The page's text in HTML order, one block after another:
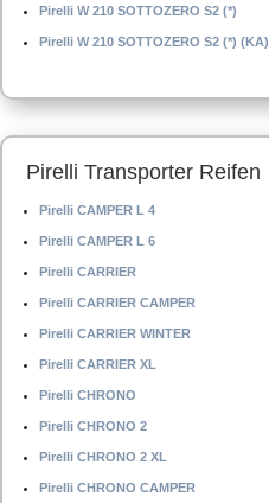
Pirelli W 210 SOTTOZERO S2 (*)
Pirelli W 210 SOTTOZERO S2 (*) (KA)
Pirelli Transporter Reifen
Pirelli CAMPER L 4
Pirelli CAMPER L 6
Pirelli CARRIER
Pirelli CARRIER CAMPER
Pirelli CARRIER WINTER
Pirelli CARRIER XL
Pirelli CHRONO
Pirelli CHRONO 2
Pirelli CHRONO 2 XL
Pirelli CHRONO CAMPER